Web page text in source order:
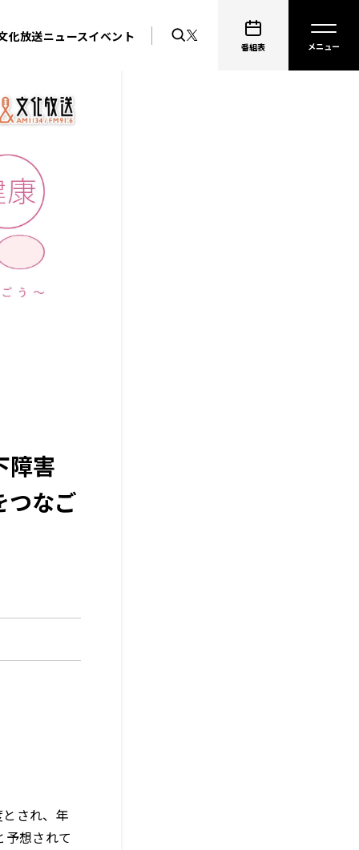
化放送ニュースイベント
番組表
障害
つなご
され、年
想されて